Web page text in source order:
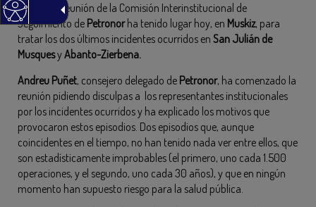
La cuarta reunión de la Comisión Interinstitucional de
Seguimiento de Petronorha tenido lugar hoy, en Muskiz, para
tratar los dos últimos incidentes ocurridos en San Julián de
MusquesyAbanto-Zierbena.
Andreu Puñet, consejero delegado de Petronor, ha comenzado la
reunión pidiendo disculpas a los representantes institucionales
por los incidentes ocurridos y ha explicado los motivos que
provocaron estos episodios. Dos episodios que, aunque
coincidentes en el tiempo, no han tenido nada ver entre ellos, que
son estadísticamente improbables (el primero, uno cada 1.500
operaciones, y el segundo, uno cada 30 años), y que en ningún
momento han supuesto riesgo para la salud pública.